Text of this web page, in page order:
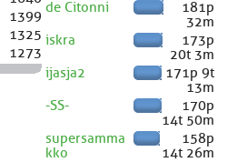
1399
1325
1273
de Citonni
181p
32m
iskra
173p
20t 3m
ijasja2
171p 9t
13m
-SS-
170p
14t 50m
supersamma
kko
158p
14t 26m